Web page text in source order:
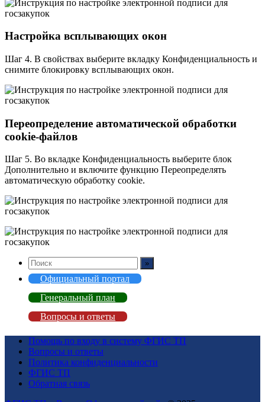
Настройка всплывающих окон
Шаг 4. В свойствах выберите вкладку Конфиденциальность и
снимите блокировку всплывающих окон.
Переопределение автоматической обработки
cookie-файлов
Шаг 5. Во вкладке Конфиденциальность выберите блок
Дополнительно и включите функцию Переопределять
автоматическую обработку cookie.
Официальный портал
Генеральный план
Вопросы и ответы
Помощь по входу в систему ФГИС ТП
Вопросы и ответы
Политика конфиденциальности
ФГИС ТП
Обратная связь